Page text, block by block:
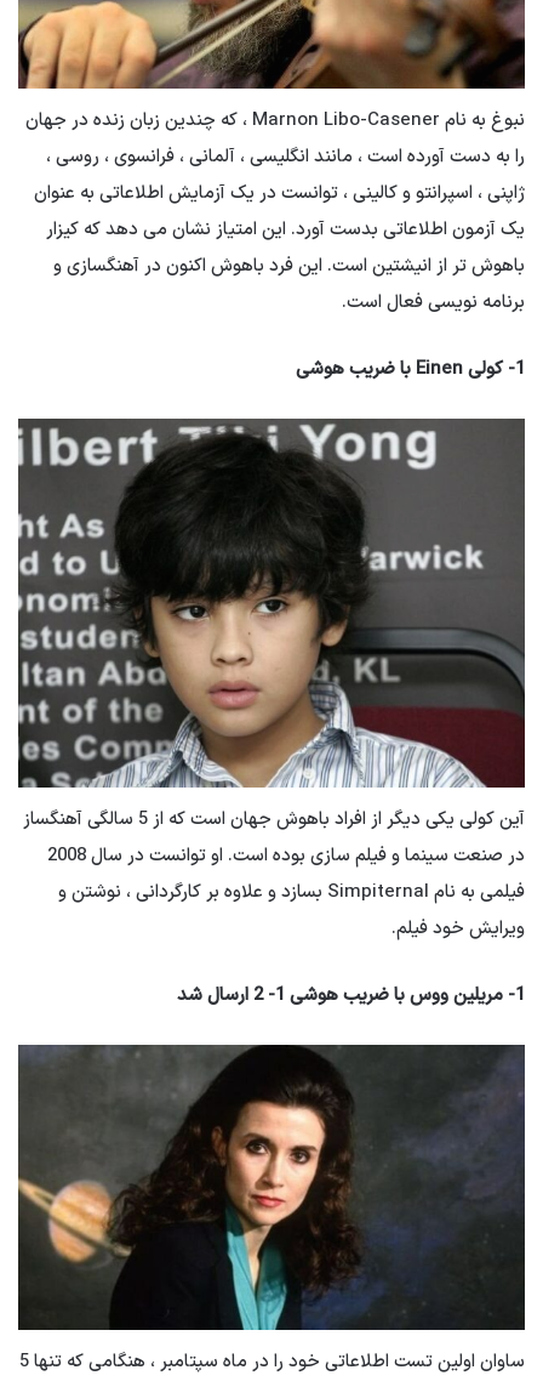
نبوغ به نام Marnon Libo-Casener ، که چندین زبان زنده در جهان
را به دست آورده است ، مانند انگلیسی ، آلمانی ، فرانسوی ، روسی ،
ژاپنی ، اسپرانتو و کالینی ، توانست در یک آزمایش اطلاعاتی به عنوان
یک آزمون اطلاعاتی بدست آورد. این امتیاز نشان می دهد که کیزار
باهوش تر از انیشتین است. این فرد باهوش اکنون در آهنگسازی و
برنامه نویسی فعال است.
1- کولی Einen با ضریب هوشی
آین کولی یکی دیگر از افراد باهوش جهان است که از 5 سالگی آهنگساز
در صنعت سینما و فیلم سازی بوده است. او توانست در سال 2008
فیلمی به نام Simpiternal بسازد و علاوه بر کارگردانی ، نوشتن و
ویرایش خود فیلم.
1- مریلین ووس با ضریب هوشی 1- 2 ارسال شد
ساوان اولین تست اطلاعاتی خود را در ماه سپتامبر ، هنگامی که تنها 5